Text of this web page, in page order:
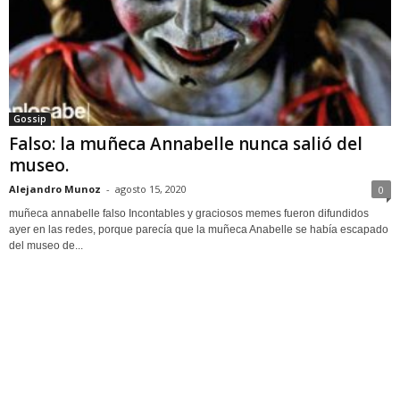
Gossip
Falso: la muñeca Annabelle nunca salió del
museo.
Alejandro Munoz - agosto 15, 2020 0
muñeca annabelle falso Incontables y graciosos memes fueron difundidos
ayer en las redes, porque parecía que la muñeca Anabelle se había escapado
del museo de...